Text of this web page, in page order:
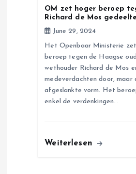
OM zet hoger beroep
Richard de Mos
June 29, 2024
Het Openbaar Ministerie
beroep tegen de Haagse
wethouder Richard de Mos
medeverdachten door, maar
afgeslankte vorm. Het
enkel de verdenkingen…
Weiterlesen